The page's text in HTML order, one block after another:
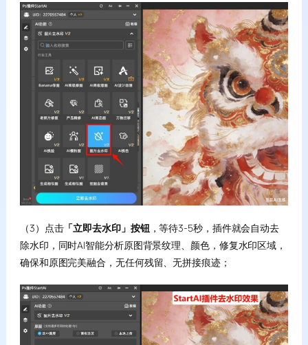
（3）点击「立即去水印」按钮 ，等待3-5秒，插件就会自动去
除水印，同时AI智能分析原图背景纹理、颜色，修复水印区域，
确保和原图完美融合，无任何残留、无拼接痕迹；